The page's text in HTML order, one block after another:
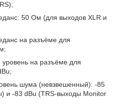
50 Ом (для выходов XLR и
на разъёме для
на разъёме для
шума (невзвешенный): -85
и -83 dBu (TRS-выходы Monitor